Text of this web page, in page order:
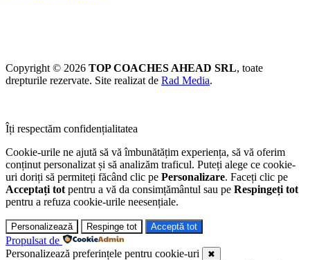
Copyright © 2026 TOP COACHES AHEAD SRL, toate
drepturile rezervate. Site realizat de Rad Media.
Îți respectăm confidențialitatea
Cookie-urile ne ajută să vă îmbunătățim experiența, să vă oferim
conținut personalizat și să analizăm traficul. Puteți alege ce cookie-
uri doriți să permiteți făcând clic pe Personalizare. Faceți clic pe
Acceptați tot pentru a vă da consimțământul sau pe Respingeți tot
pentru a refuza cookie-urile neesențiale.
Personalizează Respinge tot Acceptă tot
Propulsat de
Personalizează preferințele pentru cookie-uri
✖